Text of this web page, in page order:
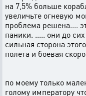
на 7,5% больше
увеличьте огневую
проблема решена....
паники. ..... они до
сильная сторона
полета и боевая
по моему только
голому императору